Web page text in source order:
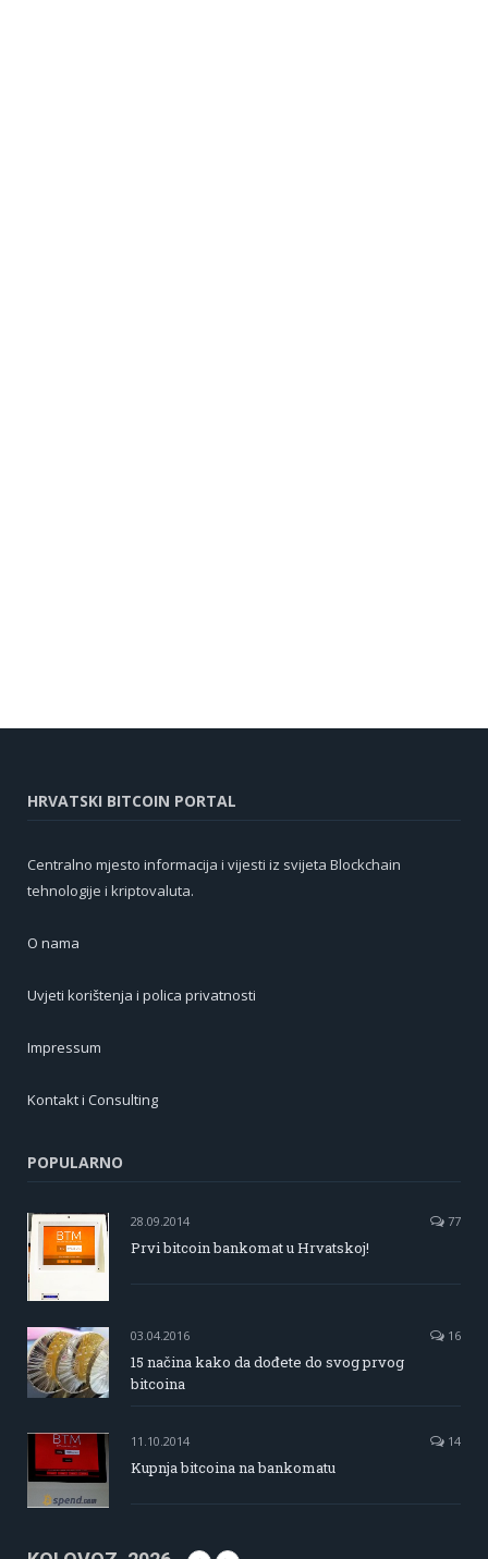
HRVATSKI BITCOIN PORTAL
Centralno mjesto informacija i vijesti iz svijeta Blockchain
tehnologije i kriptovaluta.
O nama
Uvjeti korištenja i polica privatnosti
Impressum
Kontakt i Consulting
POPULARNO
28.09.2014 77
Prvi bitcoin bankomat u Hrvatskoj!
03.04.2016 16
15 načina kako da dođete do svog prvog
bitcoina
11.10.2014 14
Kupnja bitcoina na bankomatu